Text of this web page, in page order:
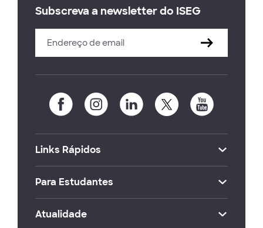
Subscreva a newsletter do ISEG
Links Rápidos
Para Estudantes
Atualidade